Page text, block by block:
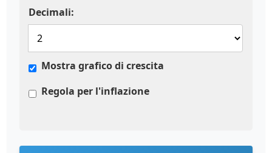
Decimali:
Mostra grafico di crescita
Regola per l'inflazione